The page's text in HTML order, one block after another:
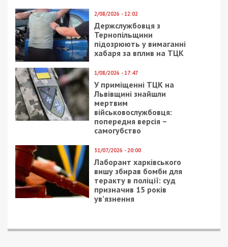
2/08/2026 - 12:02
Держслужбовця з
Тернопільщини
підозрюють у вимаганні
хабаря за вплив на ТЦК
1/08/2026 - 17:47
У приміщенні ТЦК на
Львівщині знайшли
мертвим
військовослужбовця:
попередня версія –
самогубство
31/07/2026 - 20:00
Лаборант харківського
вишу збирав бомби для
теракту в поліції: суд
призначив 15 років
ув’язнення